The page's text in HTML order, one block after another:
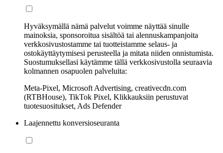
Hyväksymällä nämä palvelut voimme näyttää sinulle
mainoksia, sponsoroitua sisältöä tai alennuskampanjoita
verkkosivustostamme tai tuotteistamme selaus- ja
ostokäyttäytymisesi perusteella ja mitata niiden onnistumista.
Suostumuksellasi käytämme tällä verkkosivustolla seuraavia
kolmannen osapuolen palveluita:
Meta-Pixel, Microsoft Advertising, creativecdn.com
(RTBHouse), TikTok Pixel, Klikkauksiin perustuvat
tuotesuositukset, Ads Defender
Laajennettu konversioseuranta